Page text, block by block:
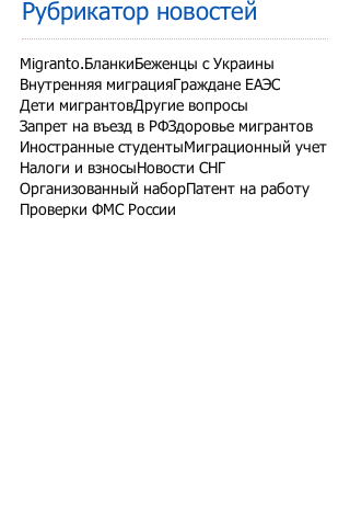
Рубрикатор новостей
Migranto.Бланки Беженцы с Украины
Внутренняя миграция Граждане ЕАЭС
Дети мигрантовДругие вопросы
Запрет на въезд в РФЗдоровье мигрантов
Иностранные студенты Миграционный учет
Налоги и взносы Новости СНГ
Организованный набор Патент на работу
Проверки ФМС России